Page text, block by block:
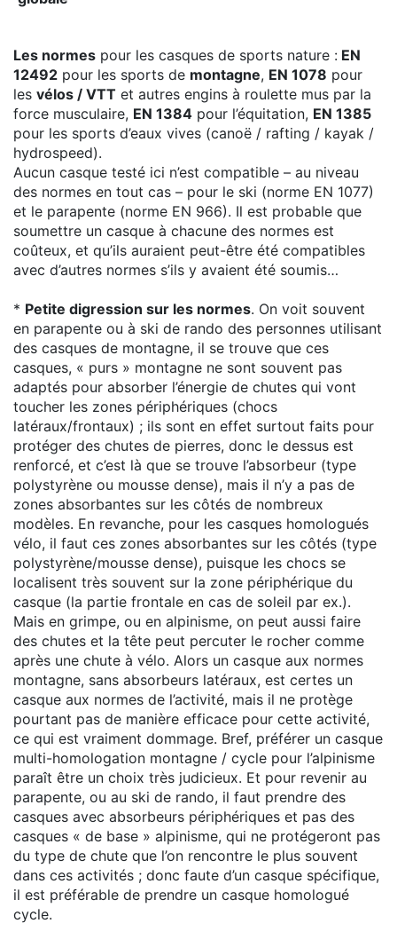
Les normes pour les casques de sports nature : EN
12492 pour les sports de montagne, EN 1078 pour
les vélos / VTT et autres engins à roulette mus par la
force musculaire, EN 1384 pour l’équitation, EN 1385
pour les sports d’eaux vives (canoë / rafting / kayak /
hydrospeed).
Aucun casque testé ici n’est compatible – au niveau
des normes en tout cas – pour le ski (norme EN 1077)
et le parapente (norme EN 966). Il est probable que
soumettre un casque à chacune des normes est
coûteux, et qu’ils auraient peut-être été compatibles
avec d’autres normes s’ils y avaient été soumis…
* Petite digression sur les normes. On voit souvent
en parapente ou à ski de rando des personnes utilisant
des casques de montagne, il se trouve que ces
casques, « purs » montagne ne sont souvent pas
adaptés pour absorber l’énergie de chutes qui vont
toucher les zones périphériques (chocs
latéraux/frontaux) ; ils sont en effet surtout faits pour
protéger des chutes de pierres, donc le dessus est
renforcé, et c’est là que se trouve l’absorbeur (type
polystyrène ou mousse dense), mais il n’y a pas de
zones absorbantes sur les côtés de nombreux
modèles. En revanche, pour les casques homologués
vélo, il faut ces zones absorbantes sur les côtés (type
polystyrène/mousse dense), puisque les chocs se
localisent très souvent sur la zone périphérique du
casque (la partie frontale en cas de soleil par ex.).
Mais en grimpe, ou en alpinisme, on peut aussi faire
des chutes et la tête peut percuter le rocher comme
après une chute à vélo. Alors un casque aux normes
montagne, sans absorbeurs latéraux, est certes un
casque aux normes de l’activité, mais il ne protège
pourtant pas de manière efficace pour cette activité,
ce qui est vraiment dommage. Bref, préférer un casque
multi-homologation montagne / cycle pour l’alpinisme
paraît être un choix très judicieux. Et pour revenir au
parapente, ou au ski de rando, il faut prendre des
casques avec absorbeurs périphériques et pas des
casques « de base » alpinisme, qui ne protégeront pas
du type de chute que l’on rencontre le plus souvent
dans ces activités ; donc faute d’un casque spécifique,
il est préférable de prendre un casque homologué
cycle.